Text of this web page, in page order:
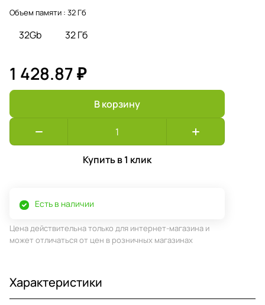
Объем памяти : 32 Гб
32Gb 32 Гб
1 428.87 ₽
В корзину
Купить в 1 клик
Есть в наличии
Цена действительна только для интернет-магазина и
может отличаться от цен в розничных магазинах
Характеристики